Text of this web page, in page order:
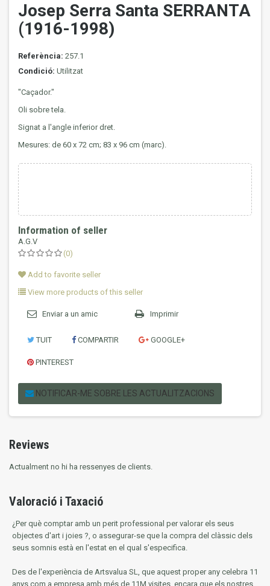
Josep Serra Santa SERRANTA
(1916-1998)
Referència: 257.1
Condició: Utilitzat
"Caçador."
Oli sobre tela.
Signat a l'angle inferior dret.
Mesures: de 60 x 72 cm; 83 x 96 cm (marc).
Information of seller
A.G.V
(0)
Add to favorite seller
View more products of this seller
Enviar a un amic Imprimir
TUIT COMPARTIR GOOGLE+
PINTEREST
NOTIFICAR-ME SOBRE LES ACTUALITZACIONS
Reviews
Actualment no hi ha ressenyes de clients.
Valoració i Taxació
¿Per què comptar amb un perit professional per valorar els seus
objectes d'art i joies ?, o assegurar-se que la compra del clàssic dels
seus somnis està en l'estat en el qual s'especifica.
Des de l'experiència de Artsvalua SL, que aquest proper any celebra 11
anys com a empresa amb més de 11M visites, encara que els nostres